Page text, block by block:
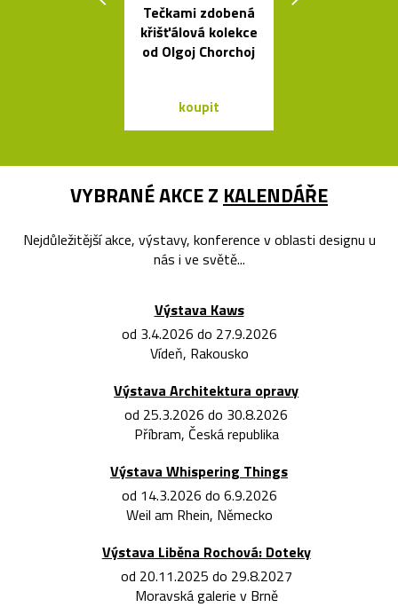
Tečkami zdobená
křišťálová kolekce
od Olgoj Chorchoj
koupit
VYBRANÉ AKCE Z KALENDÁŘE
Nejdůležitější akce, výstavy, konference v oblasti designu u
nás i ve světě...
Výstava Kaws
od 3.4.2026 do 27.9.2026
Vídeň, Rakousko
Výstava Architektura opravy
od 25.3.2026 do 30.8.2026
Příbram, Česká republika
Výstava Whispering Things
od 14.3.2026 do 6.9.2026
Weil am Rhein, Německo
Výstava Liběna Rochová: Doteky
od 20.11.2025 do 29.8.2027
Moravská galerie v Brně